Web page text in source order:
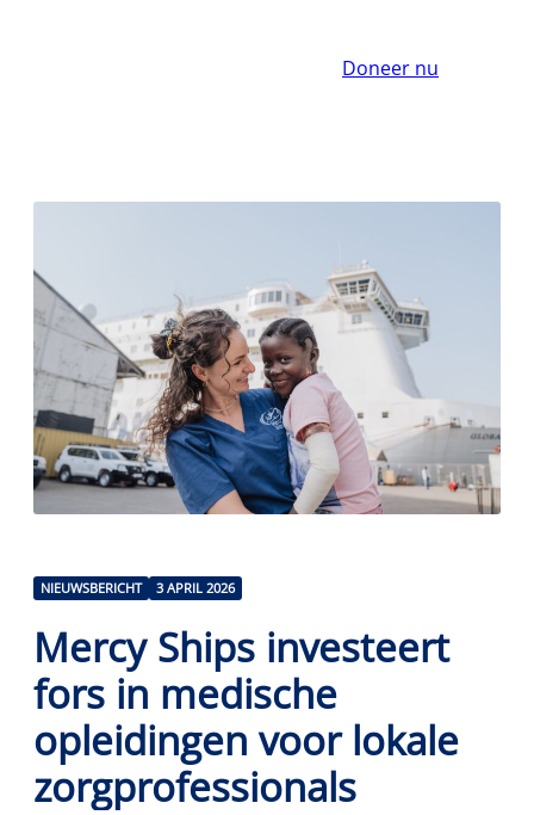
Doneer nu
NIEUWSBERICHT 3 APRIL 2026
Mercy Ships investeert
fors in medische
opleidingen voor lokale
zorgprofessionals